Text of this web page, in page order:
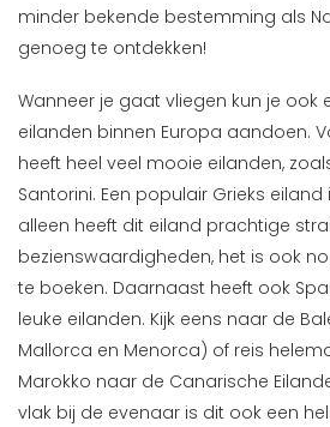
minder bekende bestemming als
genoeg te ontdekken!
Wanneer je gaat vliegen kun je ook
eilanden binnen Europa aandoen.
heeft heel veel mooie eilanden,
Santorini. Een populair Grieks eiland
alleen heeft dit eiland prachtige
bezienswaardigheden, het is ook
te boeken. Daarnaast heeft ook
leuke eilanden. Kijk eens naar de
Mallorca en Menorca) of reis
Marokko naar de Canarische
vlak bij de evenaar is dit ook een